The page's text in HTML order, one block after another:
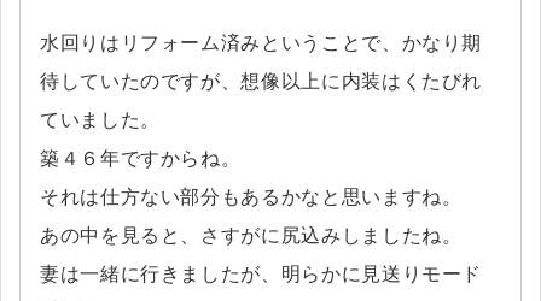
水回りはリフォーム済みということで、かなり期
待していたのですが、想像以上に内装はくたびれ
ていました。
築４６年ですからね。
それは仕方ない部分もあるかなと思いますね。
あの中を見ると、さすがに尻込みしましたね。
妻は一緒に行きましたが、明らかに見送りモード